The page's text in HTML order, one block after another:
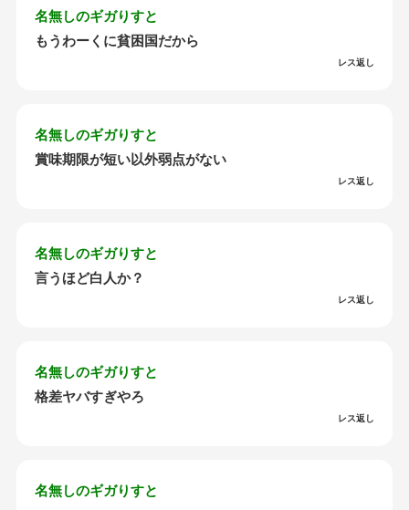
名無しのギガりすと
もうわーくに貧困国だから
レス返し
名無しのギガりすと
賞味期限が短い以外弱点がない
レス返し
名無しのギガりすと
言うほど白人か？
レス返し
名無しのギガりすと
格差ヤバすぎやろ
レス返し
名無しのギガりすと